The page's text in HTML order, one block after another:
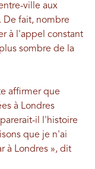
ville aux
De fait, nombre
à l'appel constant
sombre de la
affirmer que
à Londres
il l'histoire
que je n'ai
à Londres », dit